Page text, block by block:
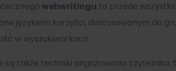
webwritingu to przede
językiem korzyści, dostosowanym do
w wyszukiwarkach.
są także techniki angażowania czytelnika,